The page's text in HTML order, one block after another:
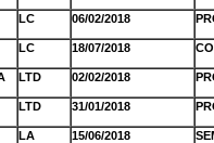
LC 06/02/2018
LC 18/07/2018
LTD 02/02/2018
LTD 31/01/2018
LA 15/06/2018